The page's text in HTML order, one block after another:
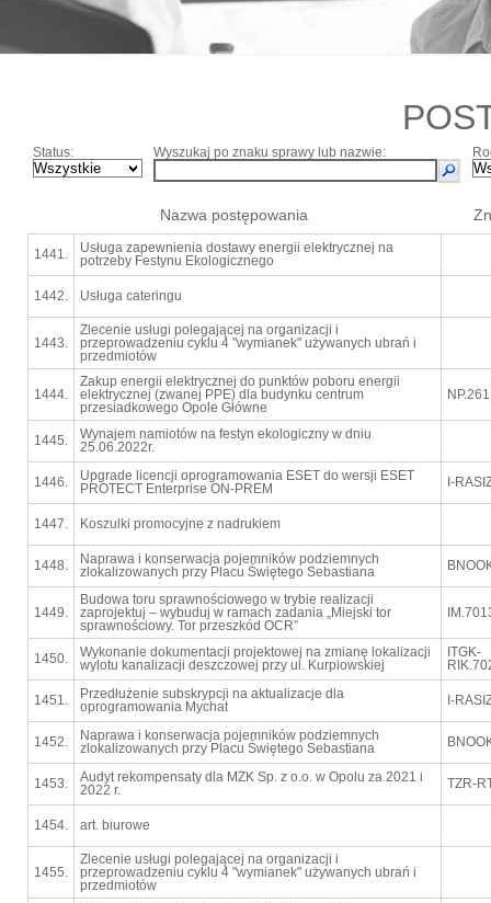
Status: Wyszukaj po znaku sprawy lub nazwie:
Nazwa postępowania
1441.
Usługa zapewnienia dostawy energii elektrycznej na
potrzeby Festynu Ekologicznego
1442. Usługa cateringu
1443.
Zlecenie usługi polegającej na organizacji i
przeprowadzeniu cyklu 4 "wymianek" używanych ubrań i
przedmiotów
1444.
Zakup energii elektrycznej do punktów poboru energii
elektrycznej (zwanej PPE) dla budynku centrum
przesiadkowego Opole Główne
1445.
Wynajem namiotów na festyn ekologiczny w dniu
25.06.2022r.
1446.
Upgrade licencji oprogramowania ESET do wersji ESET
PROTECT Enterprise ON-PREM
I-
1447. Koszulki promocyjne z nadrukiem
1448.
Naprawa i konserwacja pojemników podziemnych
zlokalizowanych przy Placu Świętego Sebastiana
1449.
Budowa toru sprawnościowego w trybie realizacji
zaprojektuj – wybuduj w ramach zadania „Miejski tor
sprawnościowy. Tor przeszkód OCR”
1450.
Wykonanie dokumentacji projektowej na zmianę lokalizacji
wylotu kanalizacji deszczowej przy ul. Kurpiowskiej
ITGK-
1451.
Przedłużenie subskrypcji na aktualizacje dla
oprogramowania Mychat
I-
1452.
Naprawa i konserwacja pojemników podziemnych
zlokalizowanych przy Placu Świętego Sebastiana
1453.
Audyt rekompensaty dla MZK Sp. z o.o. w Opolu za 2021 i
2022 r.
TZR-
1454. art. biurowe
1455.
Zlecenie usługi polegającej na organizacji i
przeprowadzeniu cyklu 4 "wymianek" używanych ubrań i
przedmiotów